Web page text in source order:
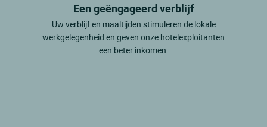
Een geëngageerd verblijf
Uw verblijf en maaltijden stimuleren de lokale
werkgelegenheid en geven onze hotelexploitanten
een beter inkomen.